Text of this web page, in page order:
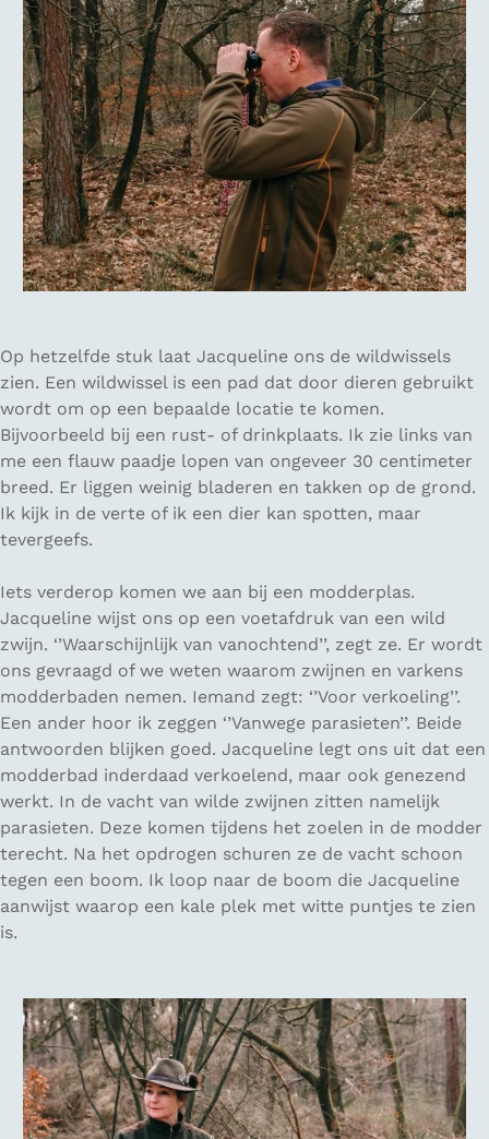
Op hetzelfde stuk laat Jacqueline ons de wildwissels
zien. Een wildwissel is een pad dat door dieren gebruikt
wordt om op een bepaalde locatie te komen.
Bijvoorbeeld bij een rust- of drinkplaats. Ik zie links van
me een flauw paadje lopen van ongeveer 30 centimeter
breed. Er liggen weinig bladeren en takken op de grond.
Ik kijk in de verte of ik een dier kan spotten, maar
tevergeefs.
Iets verderop komen we aan bij een modderplas.
Jacqueline wijst ons op een voetafdruk van een wild
zwijn. ‘’Waarschijnlijk van vanochtend’’, zegt ze. Er wordt
ons gevraagd of we weten waarom zwijnen en varkens
modderbaden nemen. Iemand zegt: ‘’Voor verkoeling’’.
Een ander hoor ik zeggen ‘’Vanwege parasieten’’. Beide
antwoorden blijken goed. Jacqueline legt ons uit dat een
modderbad inderdaad verkoelend, maar ook genezend
werkt. In de vacht van wilde zwijnen zitten namelijk
parasieten. Deze komen tijdens het zoelen in de modder
terecht. Na het opdrogen schuren ze de vacht schoon
tegen een boom. Ik loop naar de boom die Jacqueline
aanwijst waarop een kale plek met witte puntjes te zien
is.